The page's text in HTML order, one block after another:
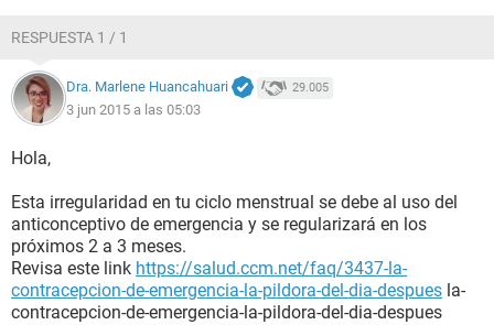
RESPUESTA 1 / 1
Dra. Marlene Huancahuari 29.005
3 jun 2015 a las 05:03
Hola,
Esta irregularidad en tu ciclo menstrual se debe al uso del
anticonceptivo de emergencia y se regularizará en los
próximos 2 a 3 meses.
Revisa este link https://salud.ccm.net/faq/3437-la-
contracepcion-de-emergencia-la-pildora-del-dia-despues la-
contracepcion-de-emergencia-la-pildora-del-dia-despues